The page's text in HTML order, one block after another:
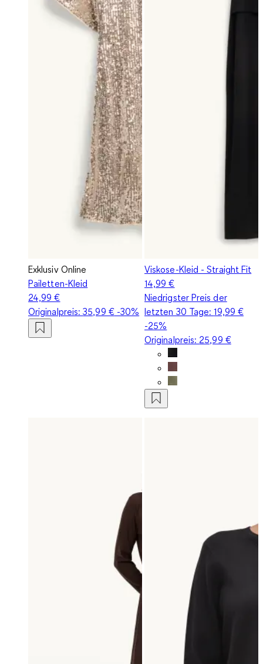
Exklusiv Online
Pailetten-Kleid
24,99 €
Originalpreis:35,99 €-30%
Viskose-Kleid - Straight Fit
14,99 €
Niedrigster Preis der
letzten 30 Tage:19,99 €
-25%
Originalpreis: 25,99 €